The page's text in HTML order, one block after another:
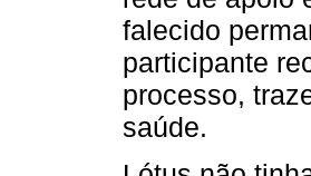
falecido
participante
processo,
saúde.